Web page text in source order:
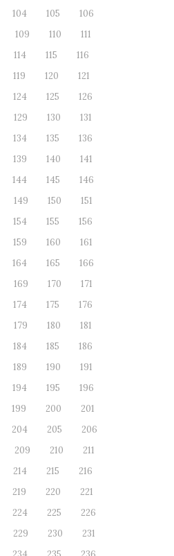
104 105
106
109 110
111
114 115
116
119 120
121
124 125
126
129 130
131
134 135
136
139 140
141
144 145
146
149 150
151
154 155
156
159 160
161
164 165
166
169 170
171
174 175
176
179 180
181
184 185
186
189 190
191
194 195
196
199 200
201
204 205
206
209 210
211
214 215
216
219 220
221
224 225
226
229 230
231